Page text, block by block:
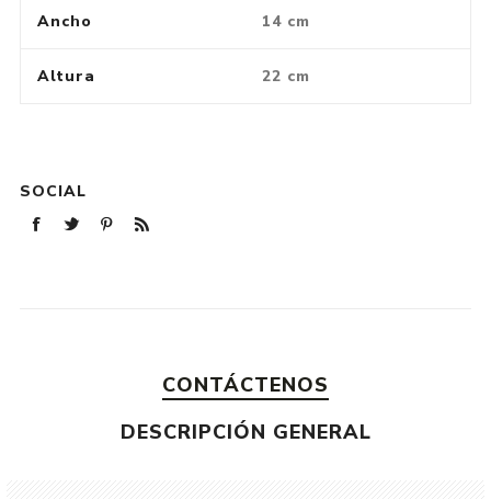
Ancho 14 cm
Altura 22 cm
SOCIAL
CONTÁCTENOS
DESCRIPCIÓN GENERAL